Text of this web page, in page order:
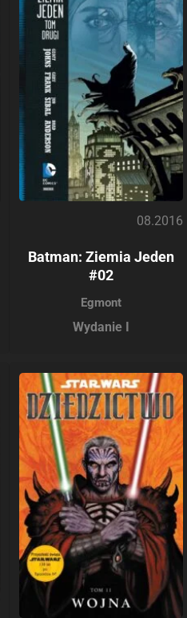
08.2016
Batman: Ziemia Jeden
#02
Egmont
Wydanie I